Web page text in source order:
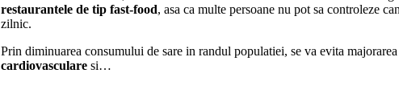
restaurantele de tip fast-food, asa ca multe persoane nu pot sa controleze
zilnic.
Prin diminuarea consumului de sare in randul populatiei, se va evita
cardiovasculare si…